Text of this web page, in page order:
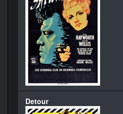
Detour